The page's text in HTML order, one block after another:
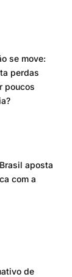
se move:
perdas
poucos
aposta
com a
de